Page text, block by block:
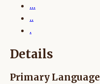
...
..
.
Details
Primary Language